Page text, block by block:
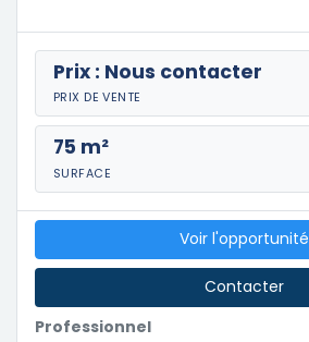
Prix : Nous contacter
PRIX DE VENTE
75 m²
SURFACE
Professionnel
Voir l'opportunité
Contacter